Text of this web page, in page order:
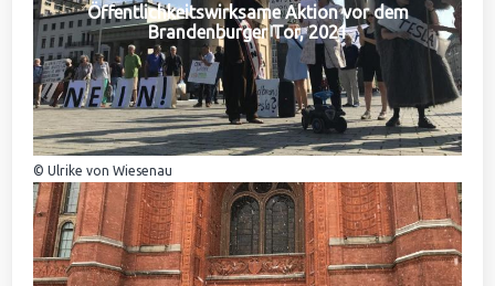
Öffentlichkeitswirksame Aktion vor dem
Brandenburger Tor, 2021
© Ulrike von Wiesenau